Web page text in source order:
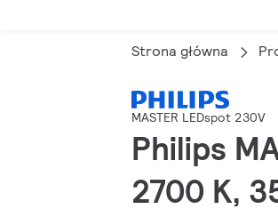
Strona główna
MASTER LEDspot 230V
Philips
2700 K,